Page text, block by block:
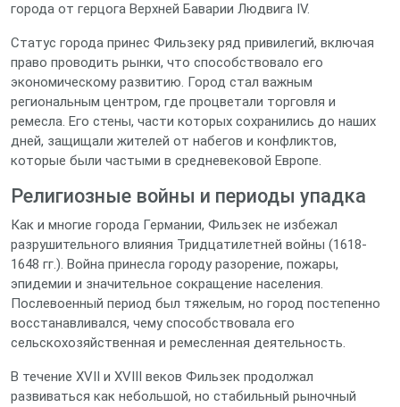
города от герцога Верхней Баварии Людвига IV.
Статус города принес Фильзеку ряд привилегий, включая
право проводить рынки, что способствовало его
экономическому развитию. Город стал важным
региональным центром, где процветали торговля и
ремесла. Его стены, части которых сохранились до наших
дней, защищали жителей от набегов и конфликтов,
которые были частыми в средневековой Европе.
Религиозные войны и периоды упадка
Как и многие города Германии, Фильзек не избежал
разрушительного влияния Тридцатилетней войны (1618-
1648 гг.). Война принесла городу разорение, пожары,
эпидемии и значительное сокращение населения.
Послевоенный период был тяжелым, но город постепенно
восстанавливался, чему способствовала его
сельскохозяйственная и ремесленная деятельность.
В течение XVII и XVIII веков Фильзек продолжал
развиваться как небольшой, но стабильный рыночный